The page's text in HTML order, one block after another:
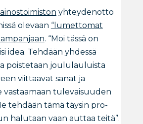
yhteydenotto
olevaan “lumettomat
. “Moi tässä on
idea. Tehdään yhdessä
poistetaan joululauluista
viittaavat sanat ja
vastaamaan tulevaisuuden
tehdään tämä täysin pro-
halutaan vaan auttaa teitä”.